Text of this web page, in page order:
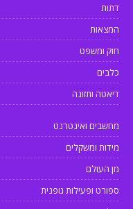
דתות
המצאות
חוק ומשפט
כלבים
דיאטה ותזונה
מחשבים ואינטרנט
מידות ומשקלים
מן העולם
ספורט ופעילות גופנית